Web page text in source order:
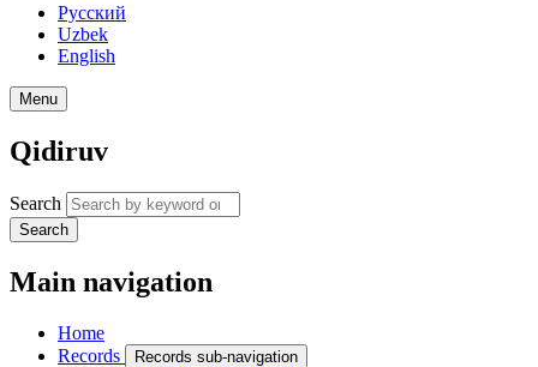
Русский
Uzbek
English
Menu
Qidiruv
Search
Search
Main navigation
Home
Records
Records sub-navigation